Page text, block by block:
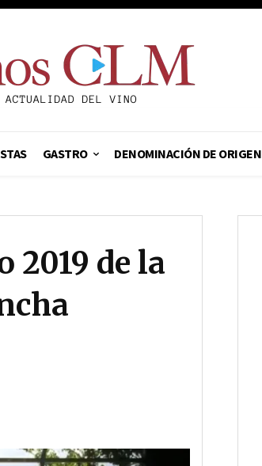
GASTRO DENOMINACIÓN DE ORIGEN
2019 de la